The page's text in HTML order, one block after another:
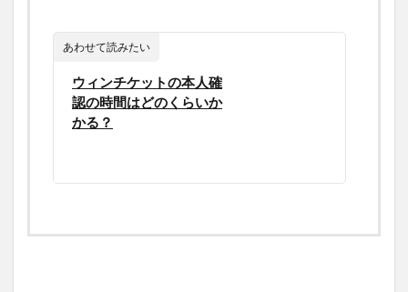
あわせて読みたい
ウィンチケットの本人確
認の時間はどのくらいか
かる？